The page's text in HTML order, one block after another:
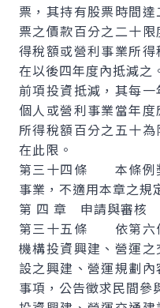
票，其持有股票時間
票之價款百分之二十
得稅額或營利事業所
在以後四年度內抵減之
前項投資抵減，其每
個人或營利事業當年
所得稅額百分之五十
在此限。
第三十四條 本條例
事業，不適用本章之規
第 四 章 申請與審核
第三十五條 依第六
機構投資興建、營運
設之興建、營運規劃
事項，公告徵求民間參